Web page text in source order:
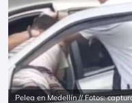
Pelea en Medellín // Fotos: